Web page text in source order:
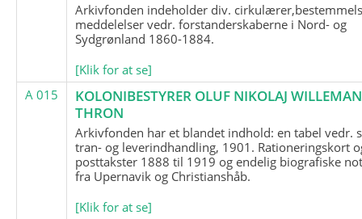
Arkivfonden indeholder div.
meddelelser vedr. forstanderskaberne i Nord- og
Sydgrønland 1860-1884.
[Klik for at se]
A 015
KOLONIBESTYRER OLUF NIKOLAJ
THRON
Arkivfonden har et blandet indhold: en tabel vedr.
tran- og leverindhandling, 1901. Rationeringskort
posttakster 1888 til 1919 og endelig biografiske
fra Upernavik og Christianshåb.
[Klik for at se]